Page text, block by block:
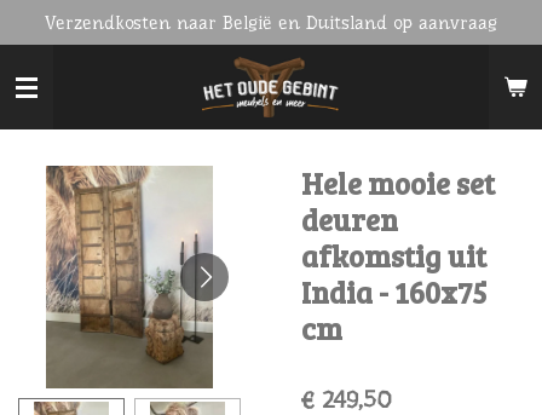
direct
naar
de
hoofdinhoud
Verzendkosten naar België en Duitsland op aanvraag
Hele mooie set
deuren
afkomstig uit
India - 160x75
cm
€ 249,50